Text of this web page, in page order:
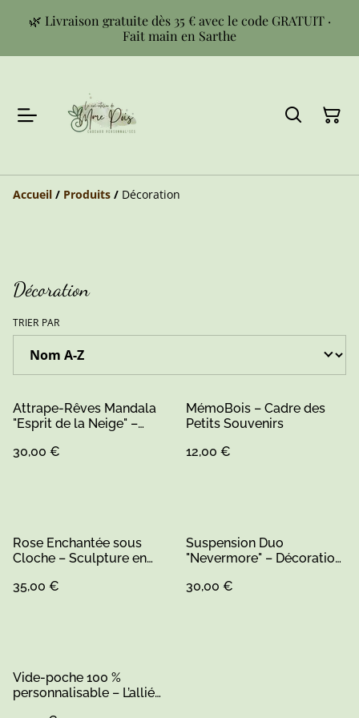
🌿 Livraison gratuite dès 35 € avec le code GRATUIT ·
Fait main en Sarthe
Accueil / Produits / Décoration
Décoration
TRIER PAR
Attrape-Rêves Mandala
"Esprit de la Neige" –
Macramé & Bois, Style
30,00 €
MémoBois – Cadre des
Petits Souvenirs
12,00 €
Rose Enchantée sous
Cloche – Sculpture en
Sarthe
35,00 €
Suspension Duo
"Nevermore" – Décoration
Peint à la Main (Inspiration
30,00 €
Vide-poche 100 %
personnalisable – L’allié